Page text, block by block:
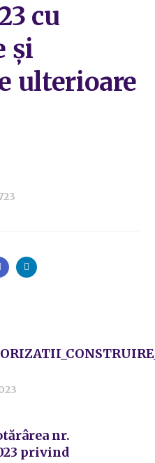
cu
și
ulterioare
nr.
privind